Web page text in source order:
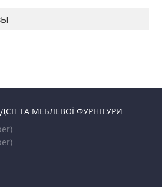
ТА МЕБЛЕВОЇ ФУРНІТУРИ